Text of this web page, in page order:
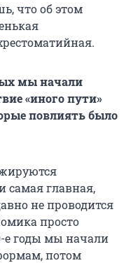
что об этом
мы начали
«иного пути»
повлиять было
самая главная,
не проводится
просто
е годы мы начали
потом